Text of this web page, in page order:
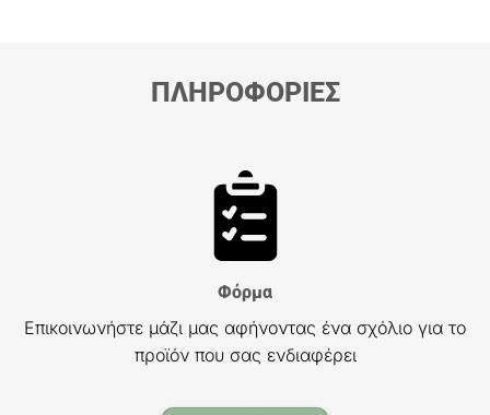
ΠΛΗΡΟΦΟΡΙΕΣ
Φόρμα
Επικοινωνήστε μάζι μας αφήνοντας ένα σχόλιο για το
προϊόν που σας ενδιαφέρει